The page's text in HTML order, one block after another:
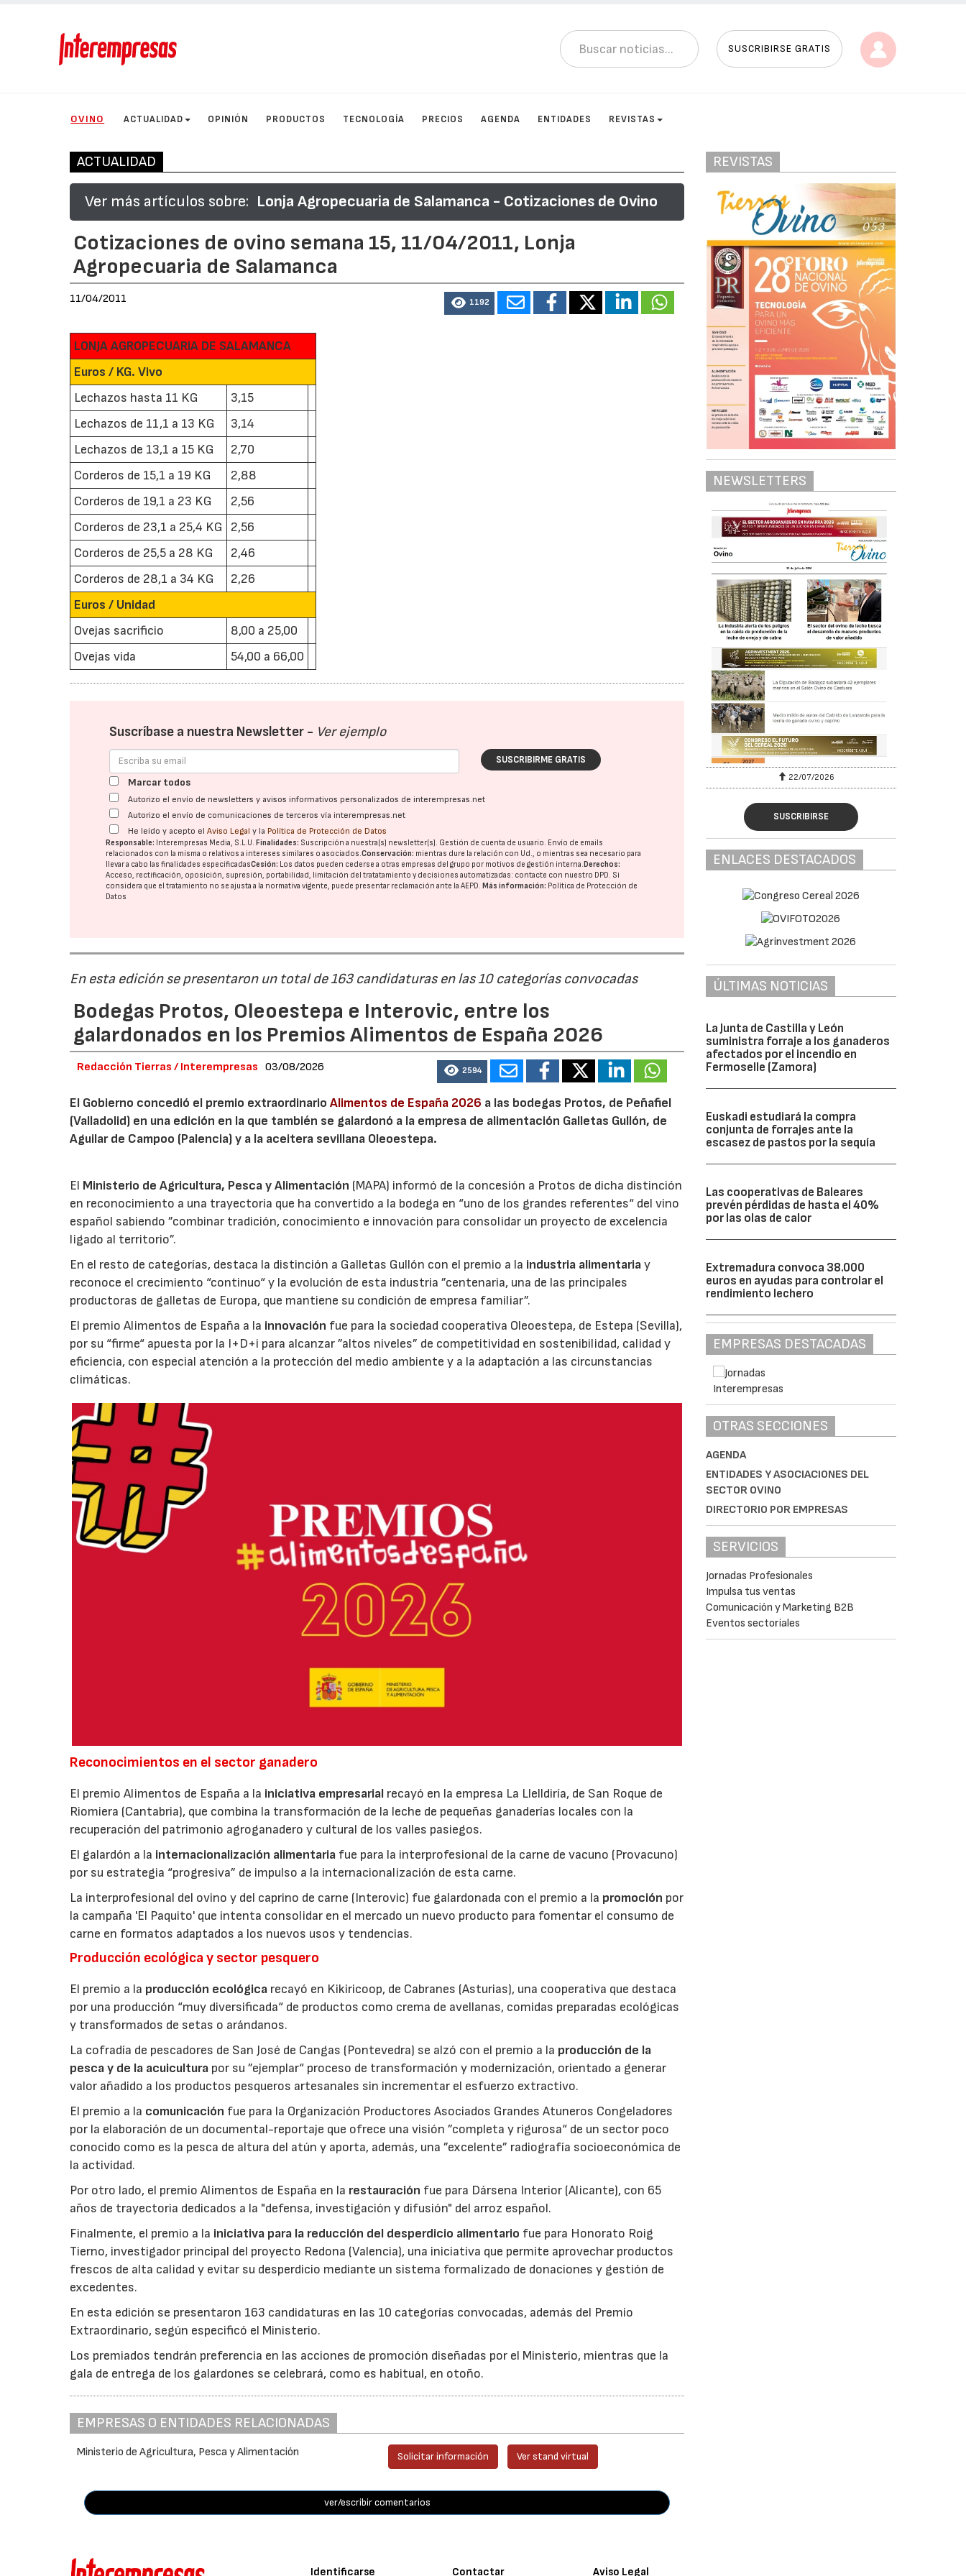
SUSCRIBIRSE GRATIS
OVINO ACTUALIDAD OPINIÓN PRODUCTOS TECNOLOGÍA PRECIOS AGENDA ENTIDADES REVISTAS
ACTUALIDAD
Ver más artículos sobre: Lonja Agropecuaria de Salamanca - Cotizaciones de Ovino
Cotizaciones de ovino semana 15, 11/04/2011, Lonja
Agropecuaria de Salamanca
11/04/2011 1192
LONJA AGROPECUARIA DE SALAMANCA
Euros / KG. Vivo
Lechazos hasta 11 KG
3,15
Lechazos de 11,1 a 13 KG
3,14
Lechazos de 13,1 a 15 KG
2,70
Corderos de 15,1 a 19 KG
2,88
Corderos de 19,1 a 23 KG
2,56
Corderos de 23,1 a 25,4 KG
2,56
Corderos de 25,5 a 28 KG
2,46
Corderos de 28,1 a 34 KG
2,26
Euros / Unidad
Ovejas sacrificio
8,00 a 25,00
Ovejas vida
54,00 a 66,00
Suscríbase a nuestra Newsletter - Ver ejemplo
SUSCRIBIRME GRATIS
Marcar todos
Autorizo el envío de newsletters y avisos informativos personalizados de interempresas.net
Autorizo el envío de comunicaciones de terceros vía interempresas.net
He leído y acepto elAviso Legal y la Política de Protección de Datos
Responsable: Interempresas Media, S.L.U.Finalidades: Suscripción a nuestra(s) newsletter(s). Gestión de cuenta de usuario. Envío de emails
relacionados con la misma o relativos a intereses similares o asociados.Conservación: mientras dure la relación con Ud., o mientras sea necesario para
llevar a cabo las finalidades especificadasCesión: Los datos pueden cederse a otras empresas del grupo por motivos de gestión interna.Derechos:
Acceso, rectificación, oposición, supresión, portabilidad, limitación del tratatamiento y decisiones automatizadas: contacte con nuestro DPD. Si
considera que el tratamiento no se ajusta a la normativa vigente, puede presentar reclamación ante laAEPD.Más información: Política de Protección de
Datos
En esta edición se presentaron un total de 163 candidaturas en las 10 categorías convocadas
Bodegas Protos, Oleoestepa e Interovic, entre los
galardonados en los Premios Alimentos de España 2026
Redacción Tierras / Interempresas 03/08/2026 2594
El Gobierno concedió el premio extraordinarioAlimentos de España 2026 a las bodegas Protos, de Peñafiel
(Valladolid) en una edición en la que también se galardonó a la empresa de alimentación Galletas Gullón, de
Aguilar de Campoo (Palencia) y a la aceitera sevillana Oleoestepa.
El Ministerio de Agricultura, Pesca y Alimentación (MAPA) informó de la concesión a Protos de dicha distinción
en reconocimiento a una trayectoria que ha convertido a la bodega en “uno de los grandes referentes“ del vino
español sabiendo ”combinar tradición, conocimiento e innovación para consolidar un proyecto de excelencia
ligado al territorio”.
En el resto de categorías, destaca la distinción a Galletas Gullón con el premio a la industria alimentariay
reconoce el crecimiento “continuo“ y la evolución de esta industria ”centenaria, una de las principales
productoras de galletas de Europa, que mantiene su condición de empresa familiar”.
El premio Alimentos de España a la innovación fue para la sociedad cooperativa Oleoestepa, de Estepa (Sevilla),
por su “firme“ apuesta por la I+D+i para alcanzar ”altos niveles” de competitividad en sostenibilidad, calidad y
eficiencia, con especial atención a la protección del medio ambiente y a la adaptación a las circunstancias
climáticas.
Reconocimientos en el sector ganadero
El premio Alimentos de España a la iniciativa empresarial recayó en la empresa La Llelldiría, de San Roque de
Riomiera (Cantabria), que combina la transformación de la leche de pequeñas ganaderías locales con la
recuperación del patrimonio agroganadero y cultural de los valles pasiegos.
El galardón a la internacionalización alimentaria fue para la interprofesional de la carne de vacuno (Provacuno)
por su estrategia “progresiva” de impulso a la internacionalización de esta carne.
La interprofesional del ovino y del caprino de carne (Interovic) fue galardonada con el premio a la promoción por
la campaña 'El Paquito' que intenta consolidar en el mercado un nuevo producto para fomentar el consumo de
carne en formatos adaptados a los nuevos usos y tendencias.
Producción ecológica y sector pesquero
El premio a la producción ecológica recayó en Kikiricoop, de Cabranes (Asturias), una cooperativa que destaca
por una producción “muy diversificada“ de productos como crema de avellanas, comidas preparadas ecológicas
y transformados de setas o arándanos.
La cofradía de pescadores de San José de Cangas (Pontevedra) se alzó con el premio a la producción de la
pesca y de la acuicultura por su ”ejemplar“ proceso de transformación y modernización, orientado a generar
valor añadido a los productos pesqueros artesanales sin incrementar el esfuerzo extractivo.
El premio a la comunicación fue para la Organización Productores Asociados Grandes Atuneros Congeladores
por la elaboración de un documental-reportaje que ofrece una visión ”completa y rigurosa“ de un sector poco
conocido como es la pesca de altura del atún y aporta, además, una ”excelente” radiografía socioeconómica de
la actividad.
Por otro lado, el premio Alimentos de España en la restauración fue para Dársena Interior (Alicante), con 65
años de trayectoria dedicados a la "defensa, investigación y difusión" del arroz español.
Finalmente, el premio a la iniciativa para la reducción del desperdicio alimentario fue para Honorato Roig
Tierno, investigador principal del proyecto Redona (Valencia), una iniciativa que permite aprovechar productos
frescos de alta calidad y evitar su desperdicio mediante un sistema formalizado de donaciones y gestión de
excedentes.
En esta edición se presentaron 163 candidaturas en las 10 categorías convocadas, además del Premio
Extraordinario, según especificó el Ministerio.
Los premiados tendrán preferencia en las acciones de promoción diseñadas por el Ministerio, mientras que la
gala de entrega de los galardones se celebrará, como es habitual, en otoño.
EMPRESAS O ENTIDADES RELACIONADAS
Ministerio de Agricultura, Pesca y Alimentación Solicitar información Ver stand virtual
ver/escribir comentarios
REVISTAS
NEWSLETTERS
22/07/2026
SUSCRIBIRSE
ENLACES DESTACADOS
ÚLTIMAS NOTICIAS
La Junta de Castilla y León
suministra forraje a los ganaderos
afectados por el incendio en
Fermoselle (Zamora)
Euskadi estudiará la compra
conjunta de forrajes ante la
escasez de pastos por la sequía
Las cooperativas de Baleares
prevén pérdidas de hasta el 40%
por las olas de calor
Extremadura convoca 38.000
euros en ayudas para controlar el
rendimiento lechero
EMPRESAS DESTACADAS
OTRAS SECCIONES
AGENDA
ENTIDADES Y ASOCIACIONES DEL
SECTOR OVINO
DIRECTORIO POR EMPRESAS
SERVICIOS
Jornadas Profesionales
Impulsa tus ventas
Comunicación y Marketing B2B
Eventos sectoriales
Identificarse Contactar Aviso Legal